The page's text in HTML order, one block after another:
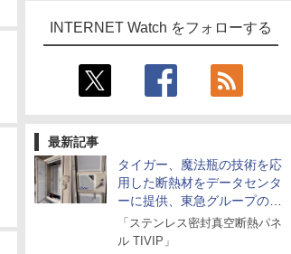
INTERNET Watch をフォローする
最新記事
タイガー、魔法瓶の技術を応
用した断熱材をデータセンタ
ーに提供、東急グループの実
証実験で
「ステンレス密封真空断熱パネ
ル TIVIP」